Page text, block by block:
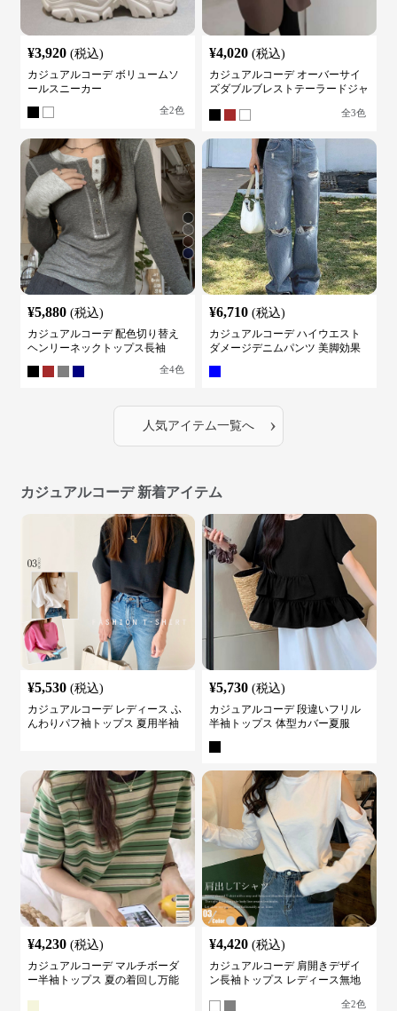
¥3,920 (税込)
カジュアルコーデ ボリュームソ
ールスニーカー
全2色
¥4,020 (税込)
カジュアルコーデ オーバーサイ
ズダブルブレストテーラードジャ
全3色
¥5,880 (税込)
カジュアルコーデ 配色切り替え
ヘンリーネックトップス長袖
全4色
¥6,710 (税込)
カジュアルコーデ ハイウエスト
ダメージデニムパンツ 美脚効果
人気アイテム一覧へ ›
カジュアルコーデ 新着アイテム
¥5,530 (税込)
カジュアルコーデ レディース ふ
んわりパフ袖トップス 夏用半袖
¥5,730 (税込)
カジュアルコーデ 段違いフリル
半袖トップス 体型カバー夏服
¥4,230 (税込)
カジュアルコーデ マルチボーダ
ー半袖トップス 夏の着回し万能
¥4,420 (税込)
カジュアルコーデ 肩開きデザイ
ン長袖トップス レディース無地
全2色